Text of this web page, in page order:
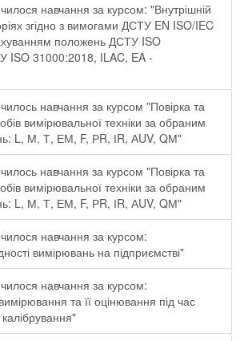
навчання за курсом: "Внутрішній
згідно з вимогами ДСТУ EN ISO/IEC
положень ДСТУ ISO
ISO 31000:2018, ILAC, EA -
навчання за курсом "Повірка та
вимірювальної техніки за обраним
L, М, Т, ЕМ, F, РR, ІR, АUV, QМ"
навчання за курсом "Повірка та
вимірювальної техніки за обраним
L, М, Т, ЕМ, F, РR, ІR, АUV, QМ"
навчання за курсом:
вимірювань на підприємстві"
навчання за курсом:
та її оцінювання під час